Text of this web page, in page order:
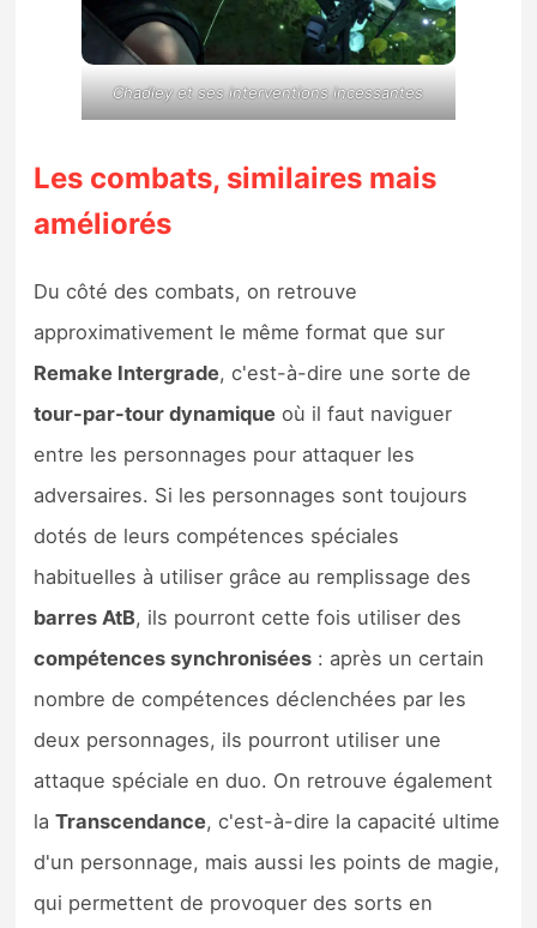
Chadley et ses interventions incessantes
Les combats, similaires mais
améliorés
Du côté des combats, on retrouve
approximativement le même format que sur
Remake Intergrade, c'est-à-dire une sorte de
tour-par-tour dynamique où il faut naviguer
entre les personnages pour attaquer les
adversaires. Si les personnages sont toujours
dotés de leurs compétences spéciales
habituelles à utiliser grâce au remplissage des
barres AtB, ils pourront cette fois utiliser des
compétences synchronisées : après un certain
nombre de compétences déclenchées par les
deux personnages, ils pourront utiliser une
attaque spéciale en duo. On retrouve également
laTranscendance, c'est-à-dire la capacité ultime
d'un personnage, mais aussi les points de magie,
qui permettent de provoquer des sorts en